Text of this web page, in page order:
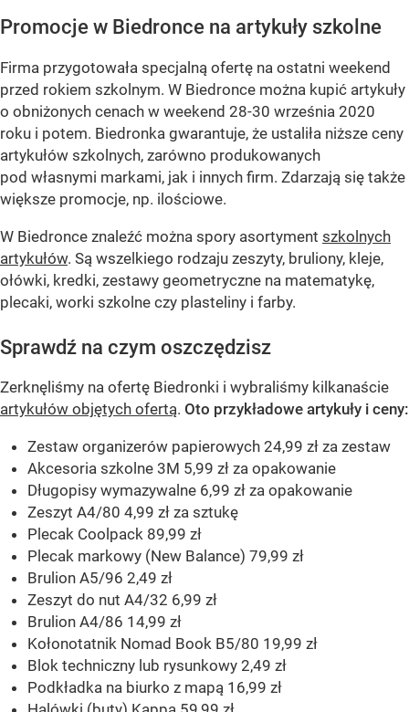
Promocje w Biedronce na artykuły szkolne
Firma przygotowała specjalną ofertę na ostatni weekend
przed rokiem szkolnym. W Biedronce można kupić artykuły
o obniżonych cenach w weekend 28-30 września 2020
roku i potem. Biedronka gwarantuje, że ustaliła niższe ceny
artykułów szkolnych, zarówno produkowanych
pod własnymi markami, jak i innych firm. Zdarzają się także
większe promocje, np. ilościowe.
W Biedronce znaleźć można spory asortyment szkolnych
artykułów. Są wszelkiego rodzaju zeszyty, bruliony, kleje,
ołówki, kredki, zestawy geometryczne na matematykę,
plecaki, worki szkolne czy plasteliny i farby.
Sprawdź na czym oszczędzisz
Zerknęliśmy na ofertę Biedronki i wybraliśmy kilkanaście
artykułów objętych ofertą. Oto przykładowe artykuły i ceny:
Zestaw organizerów papierowych 24,99 zł za zestaw
Akcesoria szkolne 3M 5,99 zł za opakowanie
Długopisy wymazywalne 6,99 zł za opakowanie
Zeszyt A4/80 4,99 zł za sztukę
Plecak Coolpack 89,99 zł
Plecak markowy (New Balance) 79,99 zł
Brulion A5/96 2,49 zł
Zeszyt do nut A4/32 6,99 zł
Brulion A4/86 14,99 zł
Kołonotatnik Nomad Book B5/80 19,99 zł
Blok techniczny lub rysunkowy 2,49 zł
Podkładka na biurko z mapą 16,99 zł